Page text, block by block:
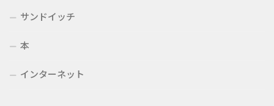
サンドイッチ
本
インターネット